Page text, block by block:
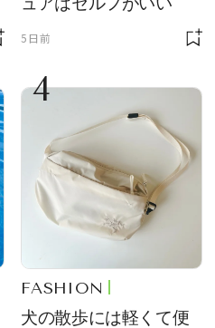
5日前
4
FASHION
犬の散歩には軽くて便